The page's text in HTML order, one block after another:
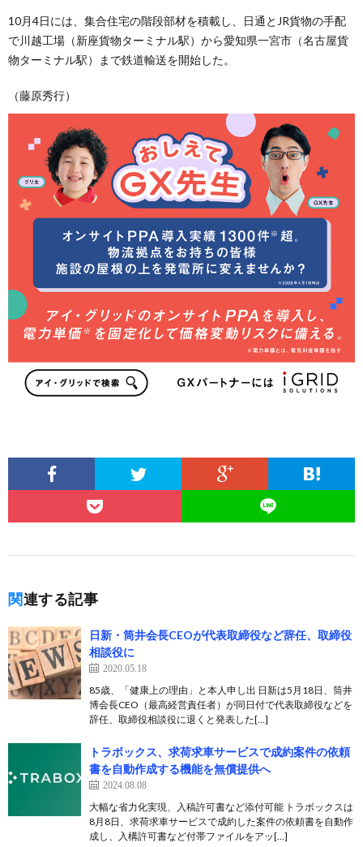
10月4日には、集合住宅の階段部材を積載し、日通とJR貨物の手配
で川越工場（新座貨物ターミナル駅）から愛知県一宮市（名古屋貨
物ターミナル駅）まで鉄道輸送を開始した。
（藤原秀行）
関連する記事
日新・筒井会長CEOが代表取締役など辞任、取締役
相談役に
2020.05.18
85歳、「健康上の理由」と本人申し出 日新は5月18日、筒井
博会長CEO（最高経営責任者）が同日付で代表取締役などを
辞任、取締役相談役に退くと発表した[…]
トラボックス、求荷求車サービスで成約案件の依頼
書を自動作成する機能を無償提供へ
2024.08.08
大幅な省力化実現、入稿許可書など添付可能 トラボックスは
8月8日、求荷求車サービスで成約した案件の依頼書を自動作
成し、入構許可書など付帯ファイルをアッ[…]